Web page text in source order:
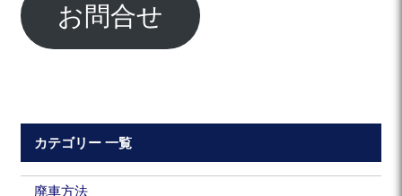
お問合せ
カテゴリー 一覧
廃車方法